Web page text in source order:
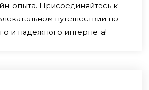
опыта. Присоединяйтесь к
путешествии по
и надежного интернета!